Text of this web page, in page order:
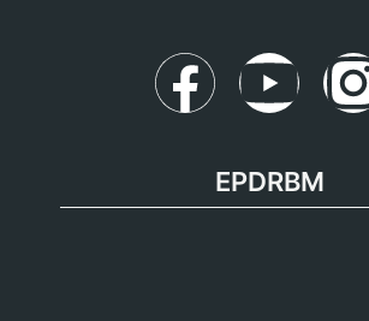
EPDRBM